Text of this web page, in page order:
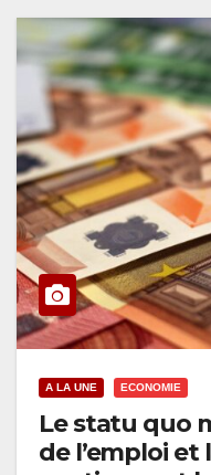
A LA UNE ECONOMIE
Le statu quo
de l’emploi